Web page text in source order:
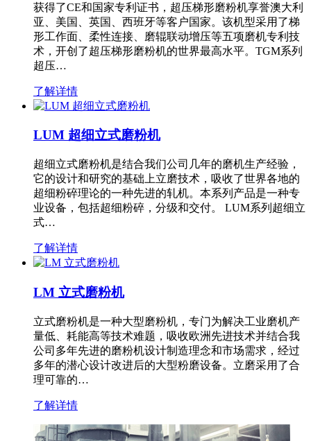
获得了CE和国家专利证书，超压梯形磨粉机享誉澳大利
亚、美国、英国、西班牙等客户国家。该机型采用了梯
形工作面、柔性连接、磨辊联动增压等五项磨机专利技
术，开创了超压梯形磨粉机的世界最高水平。TGM系列
超压…
了解详情
LUM 超细立式磨粉机
超细立式磨粉机是结合我们公司几年的磨机生产经验，
它的设计和研究的基础上立磨技术，吸收了世界各地的
超细粉碎理论的一种先进的轧机。本系列产品是一种专
业设备，包括超细粉碎，分级和交付。 LUM系列超细立
式…
了解详情
LM 立式磨粉机
立式磨粉机是一种大型磨粉机，专门为解决工业磨机产
量低、耗能高等技术难题，吸收欧洲先进技术并结合我
公司多年先进的磨粉机设计制造理念和市场需求，经过
多年的潜心设计改进后的大型粉磨设备。立磨采用了合
理可靠的…
了解详情